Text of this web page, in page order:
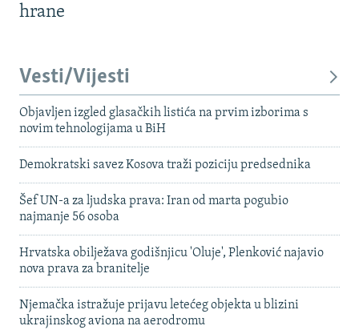
hrane
Vesti/Vijesti
Objavljen izgled glasačkih listića na prvim izborima s
novim tehnologijama u BiH
Demokratski savez Kosova traži poziciju predsednika
Šef UN-a za ljudska prava: Iran od marta pogubio
najmanje 56 osoba
Hrvatska obilježava godišnjicu 'Oluje', Plenković najavio
nova prava za branitelje
Njemačka istražuje prijavu letećeg objekta u blizini
ukrajinskog aviona na aerodromu